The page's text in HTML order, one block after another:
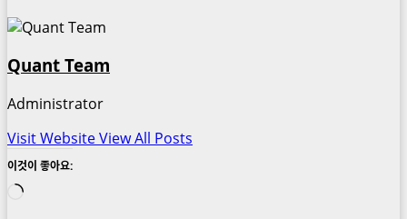
Quant Team
Administrator
Visit WebsiteView All Posts
이것이 좋아요:
로